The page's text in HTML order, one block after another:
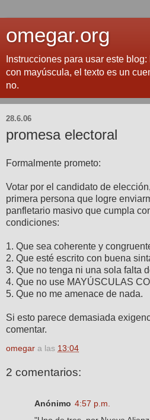
omegar.org
Instrucciones para usar este
con mayúscula, el texto es un
no.
28.6.06
promesa electoral
Formalmente prometo:
Votar por el candidato de
primera persona que logre
panfletario masivo que cumpla
condiciones:
1. Que sea coherente y
2. Que esté escrito con buena
3. Que no tenga ni una sola falta
4. Que no use MAYÚSCULAS
5. Que no me amenace de nada.
Si esto parece demasiada
comentar.
omegar a las 13:04
2 comentarios:
Anónimo 4:57 p.m.